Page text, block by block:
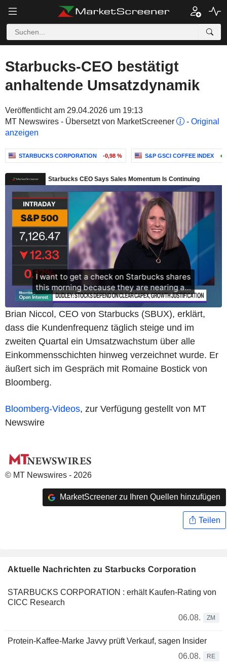
Starbucks-CEO bestätigt
anhaltende Umsatzdynamik
Veröffentlicht am 29.04.2026 um 19:13
MT Newswires - Übersetzt von MarketScreener
- Original
anzeigen
STARBUCKS CORPORATION -0,98 % S&P GSCI COFFEE INDEX
Brian Niccol, CEO von Starbucks (SBUX), erklärt,
dass die Kundenfrequenz täglich steige und im
zweiten Quartal ein Umsatzwachstum über alle
Einkommensschichten hinweg verzeichnet wurde. Er
äußert sich im Gespräch mit Romaine Bostick von
Bloomberg.
Bloomberg-Videos, zur Verfügung gestellt von MT
Newswire
© MT Newswires - 2026
MarketScreener zu Ihren Quellen hinzufügen
Teilen
Aktuelle Nachrichten zu Starbucks Corporation
STARBUCKS CORPORATION : erhält Kaufen-Rating von
CICC Research
06.08.
ZM
Protein-Kaffee-Marke Javvy prüft Verkauf, sagen Insider
06.08.
RE